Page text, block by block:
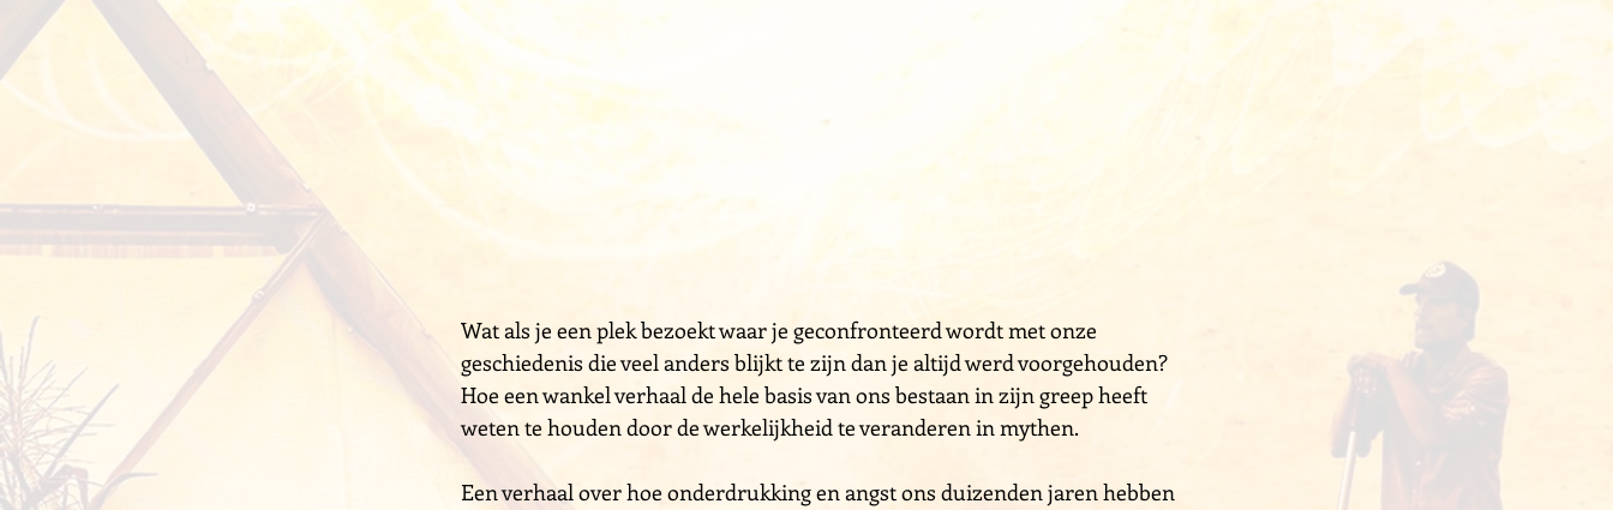
Wat als je een plek bezoekt waar je geconfronteerd wordt met onze
geschiedenis die veel anders blijkt te zijn dan je altijd werd voorgehouden?
Hoe een wankel verhaal de hele basis van ons bestaan in zijn greep heeft
weten te houden door de werkelijkheid te veranderen in mythen.
Een verhaal over hoe onderdrukking en angst ons duizenden jaren hebben